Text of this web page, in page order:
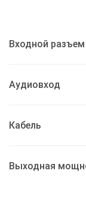
Входной разъем
Аудиовход
Кабель
Выходная